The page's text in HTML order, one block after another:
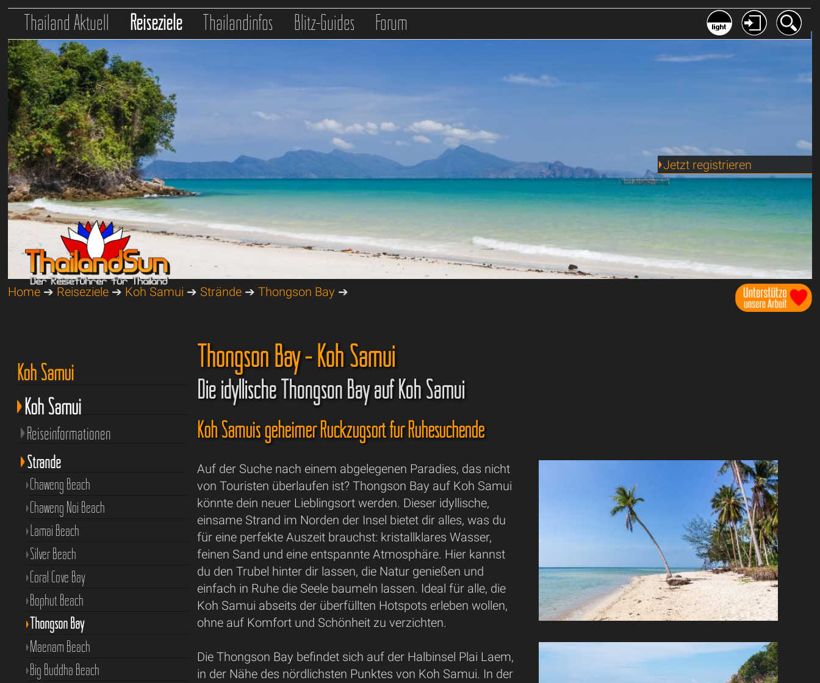
Thailand Aktuell Reiseziele Thailandinfos Blitz-Guides Forum
Jetzt registrieren
Home ➔ Reiseziele ➔ Koh Samui ➔ Strände ➔Thongson Bay ➔
Thongson Bay - Koh Samui
Die idyllische Thongson Bay auf Koh Samui
Koh Samuis geheimer Rückzugsort für Ruhesuchende
Auf der Suche nach einem abgelegenen Paradies, das nicht
von Touristen überlaufen ist? Thongson Bay auf Koh Samui
könnte dein neuer Lieblingsort werden. Dieser idyllische,
einsame Strand im Norden der Insel bietet dir alles, was du
für eine perfekte Auszeit brauchst: kristallklares Wasser,
feinen Sand und eine entspannte Atmosphäre. Hier kannst
du den Trubel hinter dir lassen, die Natur genießen und
einfach in Ruhe die Seele baumeln lassen. Ideal für alle, die
Koh Samui abseits der überfüllten Hotspots erleben wollen,
ohne auf Komfort und Schönheit zu verzichten.
Die Thongson Bay befindet sich auf der Halbinsel Plai Laem,
in der Nähe des nördlichsten Punktes von Koh Samui. In der
Koh Samui
Koh Samui
Reiseinformationen
Strände
Chaweng Beach
Chaweng Noi Beach
Lamai Beach
Silver Beach
Coral Cove Bay
Bophut Beach
Thongson Bay
Maenam Beach
Big Buddha Beach